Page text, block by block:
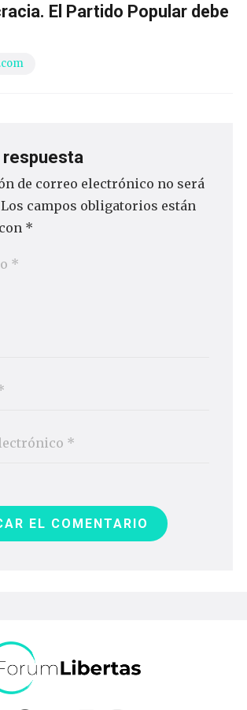
El Partido Popular debe
respuesta
de correo electrónico no será
Los campos obligatorios están
*
EL COMENTARIO